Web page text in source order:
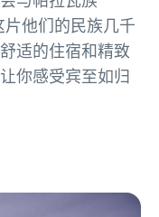
片他们的民族几千
适的住宿和精致
你感受宾至如归